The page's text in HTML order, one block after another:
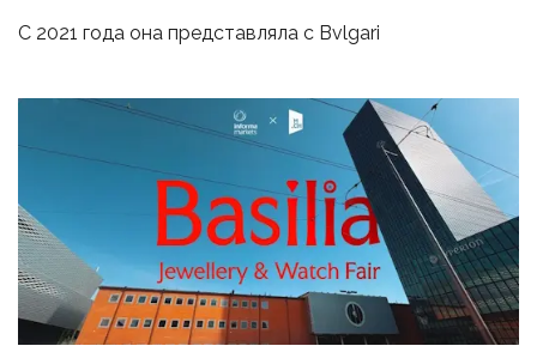
С 2021 года она представляла с Bvlgari